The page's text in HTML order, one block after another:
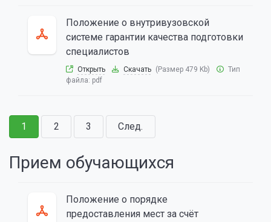
Положение о внутривузовской
системе гарантии качества подготовки
специалистов
Открыть Скачать (Размер 479 Kb)
Тип
файла: pdf
1 2 3 След.
Прием обучающихся
Положение о порядке
предоставления мест за счёт